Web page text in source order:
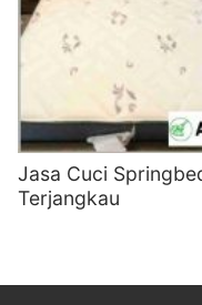
Jasa Cuci
Terjangkau